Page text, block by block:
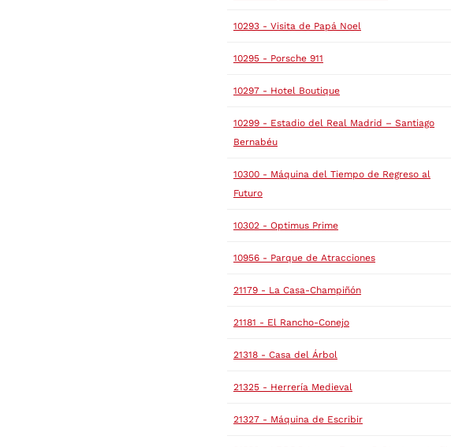
10293 - Visita de Papá Noel
10295 - Porsche 911
10297 - Hotel Boutique
10299 - Estadio del Real Madrid – Santiago
Bernabéu
10300 - Máquina del Tiempo de Regreso al
Futuro
10302 - Optimus Prime
10956 - Parque de Atracciones
21179 - La Casa-Champiñón
21181 - El Rancho-Conejo
21318 - Casa del Árbol
21325 - Herrería Medieval
21327 - Máquina de Escribir